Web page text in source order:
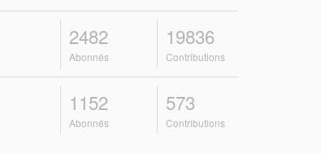
2482
Abonnés
19836
Contributions
1152
Abonnés
573
Contributions